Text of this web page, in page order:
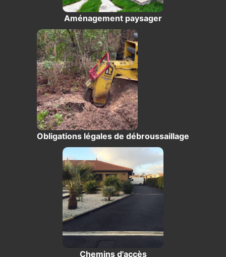
Aménagement paysager
Obligations légales de débroussaillage
Chemins d'accès